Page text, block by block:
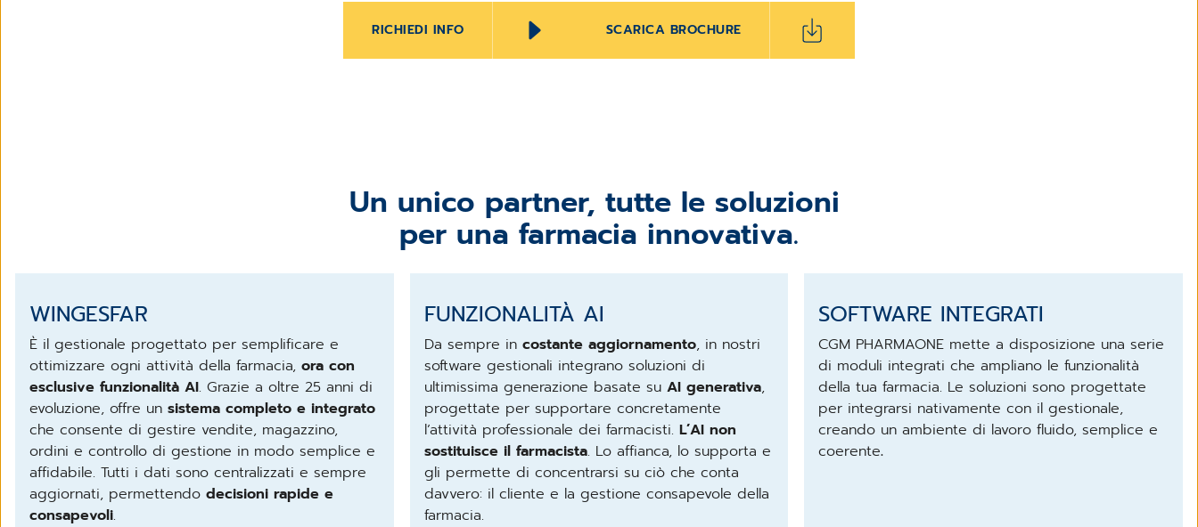
RICHIEDI INFO SCARICA BROCHURE
Un unico partner, tutte le soluzioni
per una farmacia innovativa.
WINGESFAR
È il gestionale progettato per semplificare e
ottimizzare ogni attività della farmacia, ora con
esclusive funzionalità AI. Grazie a oltre 25 anni di
evoluzione, offre un sistema completo e integrato
che consente di gestire vendite, magazzino,
ordini e controllo di gestione in modo semplice e
affidabile. Tutti i dati sono centralizzati e sempre
aggiornati, permettendo decisioni rapide e
consapevoli.
FUNZIONALITÀ AI
Da sempre in costante aggiornamento, in nostri
software gestionali integrano soluzioni di
ultimissima generazione basate su AI generativa,
progettate per supportare concretamente
l’attività professionale dei farmacisti. L’AI non
sostituisce il farmacista. Lo affianca, lo supporta e
gli permette di concentrarsi su ciò che conta
davvero: il cliente e la gestione consapevole della
farmacia.
SOFTWARE INTEGRATI
CGM PHARMAONE mette a disposizione una serie
di moduli integrati che ampliano le funzionalità
della tua farmacia. Le soluzioni sono progettate
per integrarsi nativamente con il gestionale,
creando un ambiente di lavoro fluido, semplice e
coerente.